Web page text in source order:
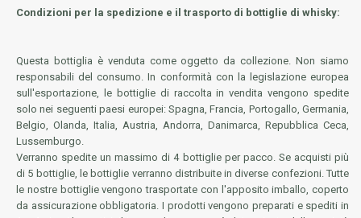
Condizioni per la spedizione e il trasporto di bottiglie di whisky:
Questa bottiglia è venduta come oggetto da collezione. Non siamo
responsabili del consumo. In conformità con la legislazione europea
sull'esportazione, le bottiglie di raccolta in vendita vengono spedite
solo nei seguenti paesi europei: Spagna, Francia, Portogallo, Germania,
Belgio, Olanda, Italia, Austria, Andorra, Danimarca, Repubblica Ceca,
Lussemburgo.
Verranno spedite un massimo di 4 bottiglie per pacco. Se acquisti più
di 5 bottiglie, le bottiglie verranno distribuite in diverse confezioni. Tutte
le nostre bottiglie vengono trasportate con l'apposito imballo, coperto
da assicurazione obbligatoria. I prodotti vengono preparati e spediti in